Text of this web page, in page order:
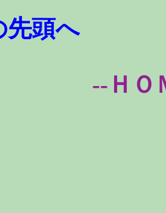
先頭へ
--ＨＯ